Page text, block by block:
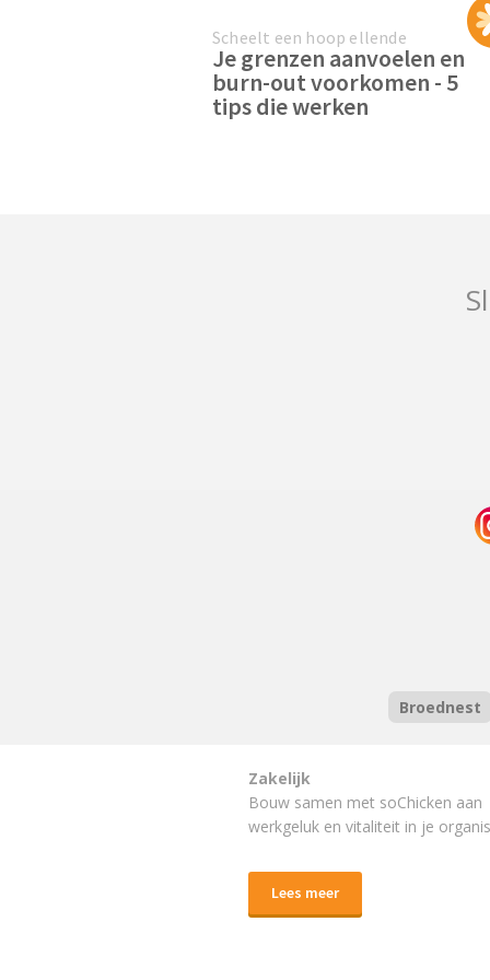
Scheelt een hoop ellende
Je grenzen aanvoelen en
burn-out voorkomen - 5
tips die werken
Broednest
Zakelijk
Bouw samen met soChicken aan
werkgeluk en vitaliteit in je
Lees meer